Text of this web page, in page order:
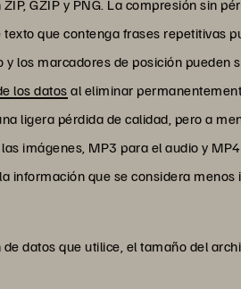
GZIP y PNG. La compresión sin
que contenga frases repetitivas
los marcadores de posición
los datosal eliminar
ligera pérdida de calidad, pero a
imágenes, MP3 para el audio y
información que se considera
datos que utilice, el tamaño del